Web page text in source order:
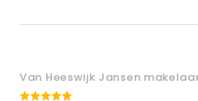
Van Heeswijk Jansen